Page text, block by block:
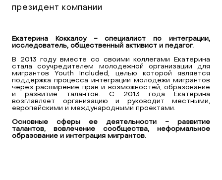
президент компании
Екатерина Коккалоу - специалист по интеграции,
исследователь, общественный активист и педагог.
В 2013 году вместе со своими коллегами Екатерина
стала соучредителем молодежной организации для
мигрантов Youth Included, целью которой является
поддержка процесса интеграции молодежи мигрантов
через расширение прав и возможностей, образование
и развитие талантов. С 2013 года Екатерина
возглавляет организацию и руководит местными,
европейскими и международными проектами.
Основные сферы ее деятельности - развитие
талантов, вовлечение сообщества, неформальное
образование и интеграция мигрантов.